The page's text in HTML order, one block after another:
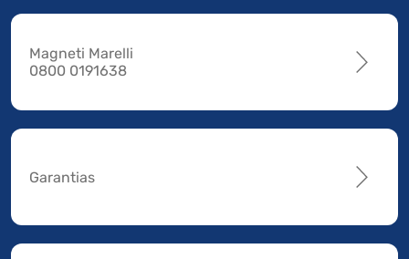
Magneti Marelli
0800 0191638
Garantias